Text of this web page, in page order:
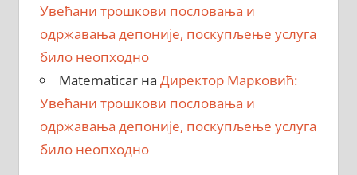
Увећани трошкови пословања и
одржавања депоније, поскупљење услуга
било неопходно
Matematicarна Директор Марковић:
Увећани трошкови пословања и
одржавања депоније, поскупљење услуга
било неопходно